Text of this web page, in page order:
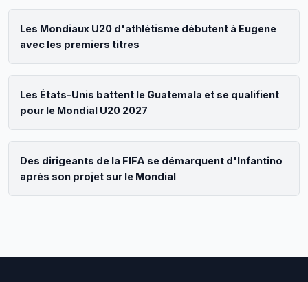
Les Mondiaux U20 d'athlétisme débutent à Eugene
avec les premiers titres
Les États-Unis battent le Guatemala et se qualifient
pour le Mondial U20 2027
Des dirigeants de la FIFA se démarquent d'Infantino
après son projet sur le Mondial